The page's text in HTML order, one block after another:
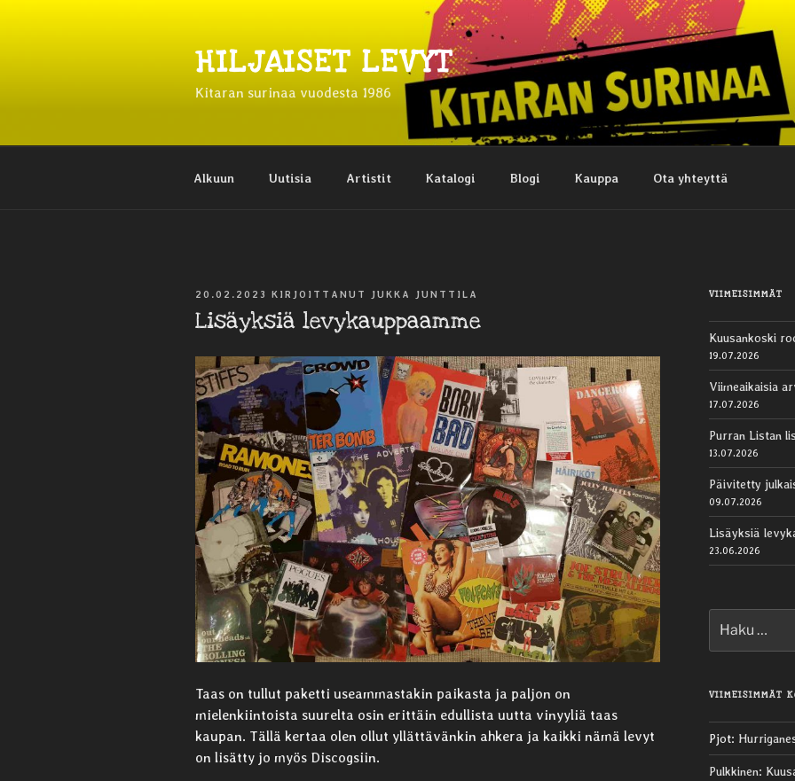
HILJAISET LEVYT
Kitaran surinaa vuodesta 1986
Alkuun Uutisia Artistit Katalogi Blogi Kauppa Ota yhteyttä
JULKAISTU
20.02.2023 KIRJOITTANUT JUKKA JUNTTILA
Lisäyksiä levykauppaamme
Taas on tullut paketti useammastakin paikasta ja paljon on
mielenkiintoista suurelta osin erittäin edullista uutta vinyyliä taas
kaupan. Tällä kertaa olen ollut yllättävänkin ahkera ja kaikki nämä levyt
on lisätty jo myös Discogsiin.
VIIMEISIMMÄT
Kuusankoski
19.07.2026
Viimeaikaisia
17.07.2026
Purran Listan
13.07.2026
Päivitetty
09.07.2026
Lisäyksiä
23.06.2026
VIIMEISIMMÄT
Pjot:
Pulkkinen: